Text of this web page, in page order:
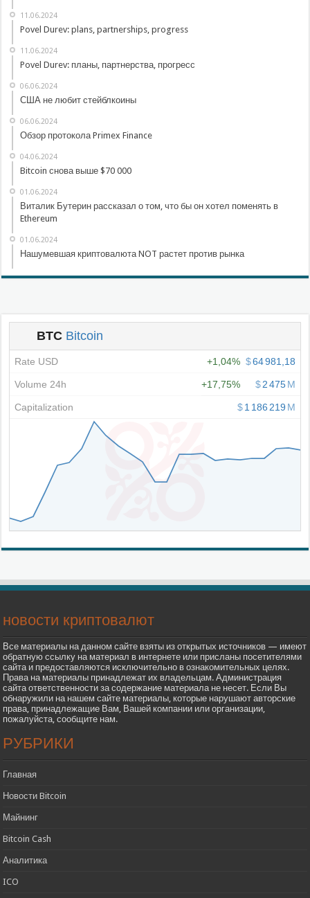
11.06.2024
Povel Durev: plans, partnerships, progress
11.06.2024
Povel Durev: планы, партнерства, прогресс
06.06.2024
США не любит стейблкоины
06.06.2024
Обзор протокола Primex Finance
04.06.2024
Bitcoin снова выше $70 000
01.06.2024
Виталик Бутерин рассказал о том, что бы он хотел поменять в
Ethereum
01.06.2024
Нашумевшая криптовалюта NOT растет против рынка
новости криптовалют
Все материалы на данном сайте взяты из открытых источников — имеют
обратную ссылку на материал в интернете или присланы посетителями
сайта и предоставляются исключительно в ознакомительных целях.
Права на материалы принадлежат их владельцам. Администрация
сайта ответственности за содержание материала не несет. Если Вы
обнаружили на нашем сайте материалы, которые нарушают авторские
права, принадлежащие Вам, Вашей компании или организации,
пожалуйста, сообщите нам.
РУБРИКИ
Главная
Новости Bitcoin
Майнинг
Bitcoin Cash
Аналитика
ICO